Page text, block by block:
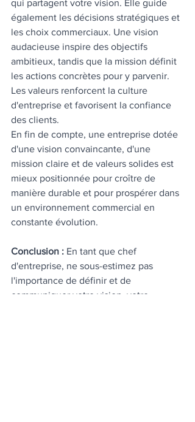
qui partagent votre vision. Elle guide
également les décisions stratégiques et
les choix commerciaux. Une vision
audacieuse inspire des objectifs
ambitieux, tandis que la mission définit
les actions concrètes pour y parvenir.
Les valeurs renforcent la culture
d'entreprise et favorisent la confiance
des clients.
En fin de compte, une entreprise dotée
d'une vision convaincante, d'une
mission claire et de valeurs solides est
mieux positionnée pour croître de
manière durable et pour prospérer dans
un environnement commercial en
constante évolution.
Conclusion : En tant que chef
d'entreprise, ne sous-estimez pas
l'importance de définir et de
communiquer votre vision, votre